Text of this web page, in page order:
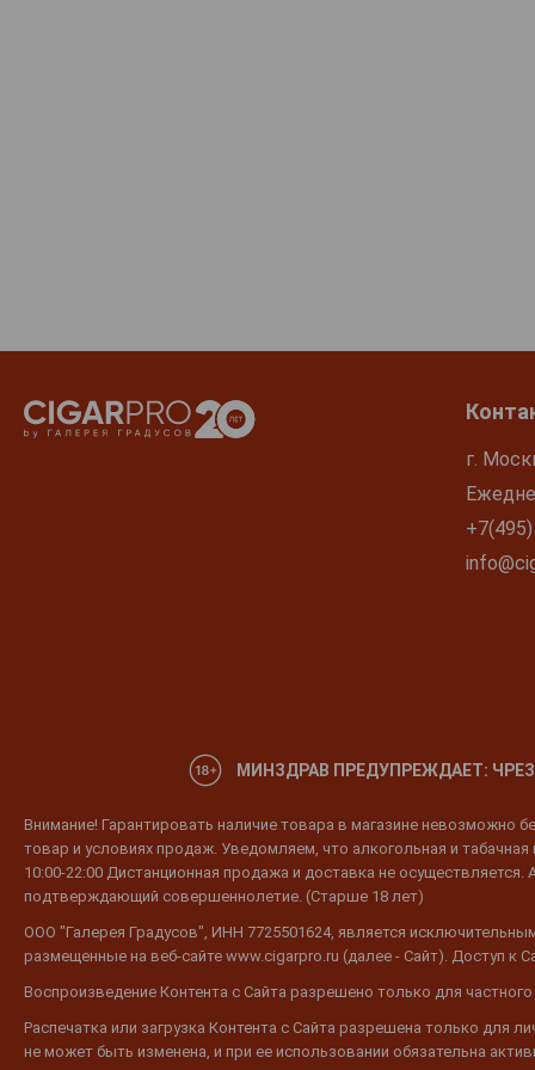
Chateau Bedouret
Chateau Brane Cantenac
Chateau Brown
Chateau Calon-Segur
Chateau Camensac
Chateau Canon
Canon Saint-Michel
Chateau Cantelys
Chateau Cantemerle
г.
МИНЗДРАВ ПРЕДУПРЕЖДАЕТ:
Внимание! Гарантировать наличие товара в магазине невозможно
товар и условиях продаж. Уведомляем, что алкогольная и
10:00-22:00 Дистанционная продажа и доставка не
подтверждающий совершеннолетие. (Старше 18 лет)
ООО "Галерея Градусов", ИНН 7725501624, является
размещенные на веб-сайте www.cigarpro.ru (далее - Сайт). Доступ к
Воспроизведение Контента с Сайта разрешено только для
Распечатка или загрузка Контента с Сайта разрешена только для
не может быть изменена, и при ее использовании обязательна